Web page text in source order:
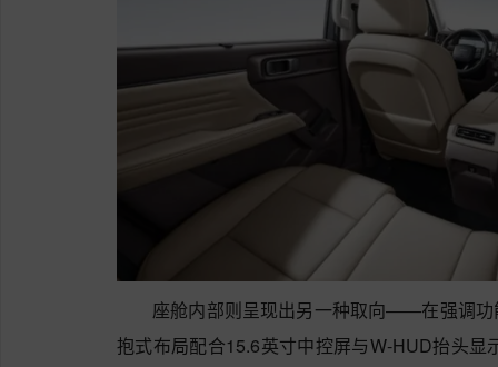
座舱内部则呈现出另一种取向——在强调
抱式布局配合15.6英寸中控屏与W-HUD抬头